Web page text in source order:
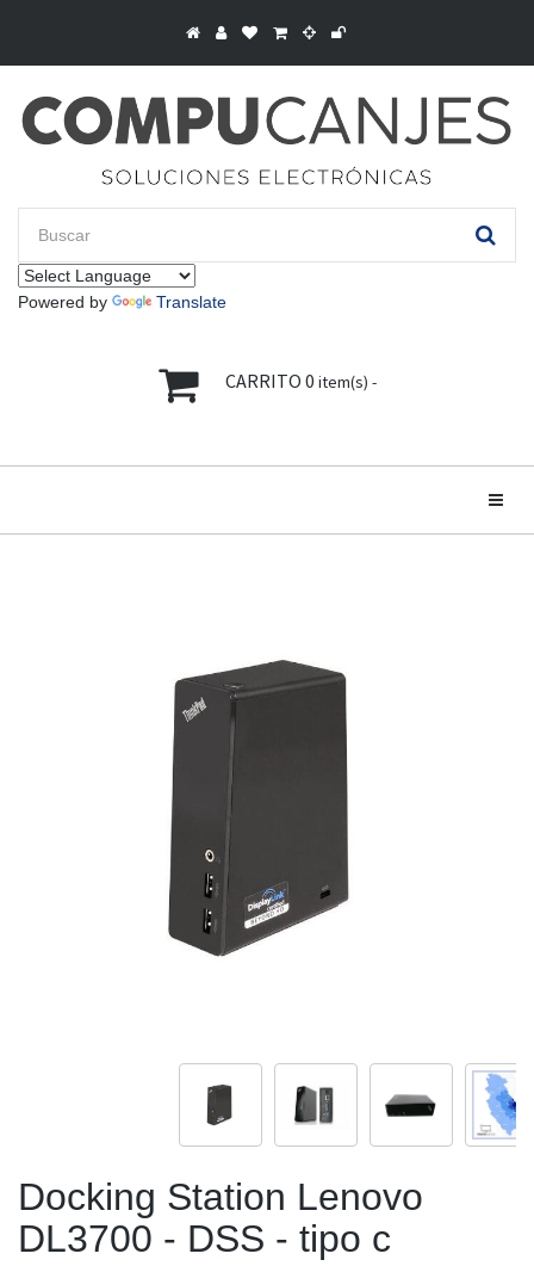
Powered by Translate
CARRITO 0 item(s) -
Docking Station Lenovo
DL3700 - DSS - tipo c